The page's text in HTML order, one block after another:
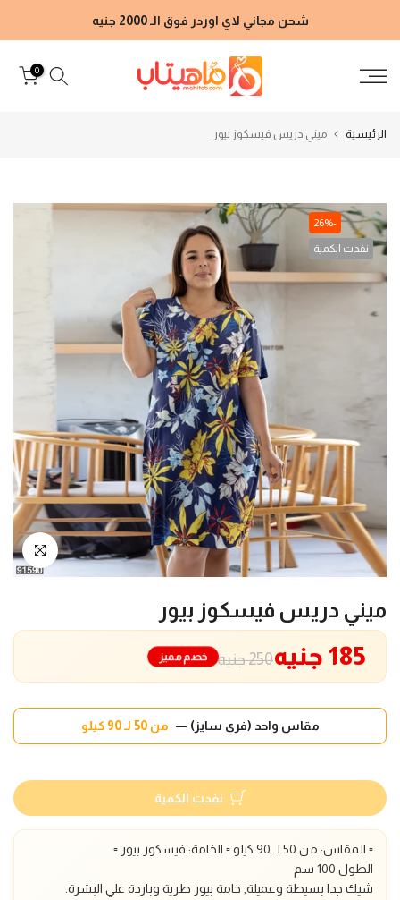
إلى
شحن مجاني لاي اوردر فوق الـ 2000 جنيه
0
الرئيسية ميني دريس فيسكوز بيور
-26%
نفدت الكمية
انقر للتكبير
ميني دريس فيسكوز بيور
250 جنيه 185 جنيه خصم مميز
مقاس واحد (فري سايز) — من 50 لـ 90 كيلو
نفدت الكمية
▫️ المقاس: من 50 لـ 9 0
كيلو ▫️ الخامة: فيسكوز بيور ▫️
الطول 100 سم
شيك جدا بسيطة وعميلة, خامة بيور طرية وباردة علي البشرة